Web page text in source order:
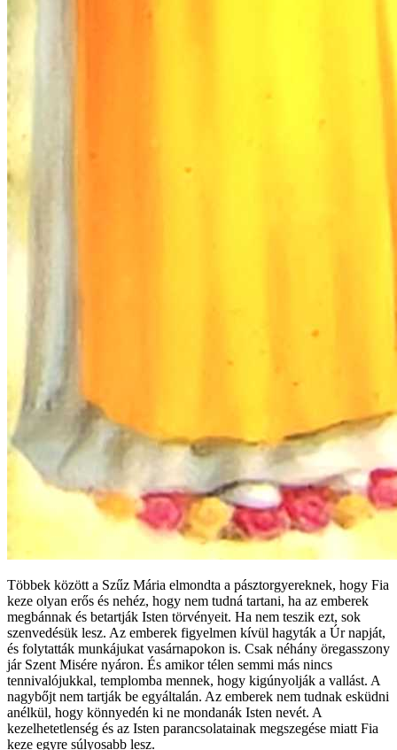
Többek között a Szűz Mária elmondta a pásztorgyereknek, hogy Fia
keze olyan erős és nehéz, hogy nem tudná tartani, ha az emberek
megbánnak és betartják Isten törvényeit. Ha nem teszik ezt, sok
szenvedésük lesz. Az emberek figyelmen kívül hagyták a Úr napját,
és folytatták munkájukat vasárnapokon is. Csak néhány öregasszony
jár Szent Misére nyáron. És amikor télen semmi más nincs
tennivalójukkal, templomba mennek, hogy kigúnyolják a vallást. A
nagybőjt nem tartják be egyáltalán. Az emberek nem tudnak esküdni
anélkül, hogy könnyedén ki ne mondanák Isten nevét. A
kezelhetetlenség és az Isten parancsolatainak megszegése miatt Fia
keze egyre súlyosabb lesz.